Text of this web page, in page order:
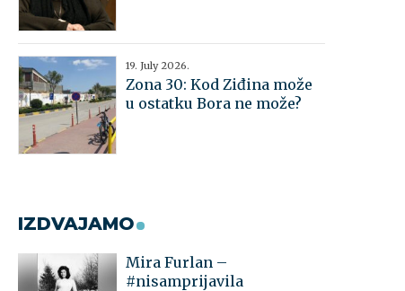
19. July 2026.
Zona 30: Kod Ziđina može
u ostatku Bora ne može?
IZDVAJAMO
Mira Furlan –
#nisamprijavila